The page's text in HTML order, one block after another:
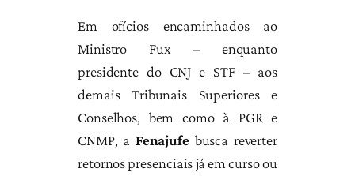
Em ofícios encaminhados ao
Ministro Fux – enquanto
presidente do CNJ e STF – aos
demais Tribunais Superiores e
Conselhos, bem como à PGR e
CNMP, a Fenajufe busca reverter
retornos presenciais já em curso ou